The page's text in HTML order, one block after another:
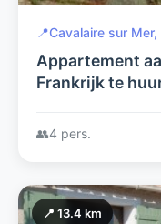
📍Cavalaire sur Mer,
Appartement
Frankrijk te
de Middellandse
👥4 pers.
📍 13.4 km